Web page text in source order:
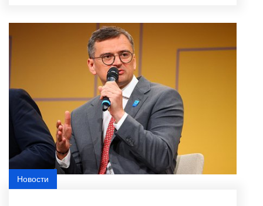
Featured
Новости